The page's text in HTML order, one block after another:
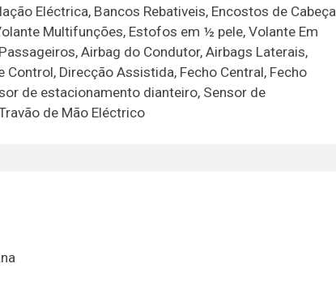
Eléctrica, Bancos Rebativeis, Encostos de Cabeça
Multifunções, Estofos em ½ pele, Volante Em
Airbag do Condutor, Airbags Laterais,
Direcção Assistida, Fecho Central, Fecho
de estacionamento dianteiro, Sensor de
de Mão Eléctrico